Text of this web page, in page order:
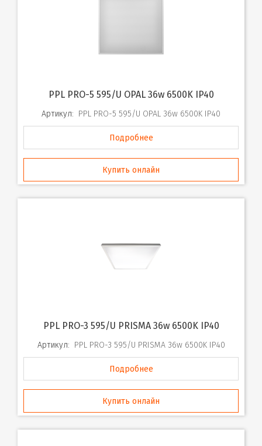
PPL PRO-5 595/U OPAL 36w 6500K IP40
Артикул: PPL PRO-5 595/U OPAL 36w 6500K IP40
Подробнее
Купить онлайн
PPL PRO-3 595/U PRISMA 36w 6500K IP40
Артикул: PPL PRO-3 595/U PRISMA 36w 6500K IP40
Подробнее
Купить онлайн